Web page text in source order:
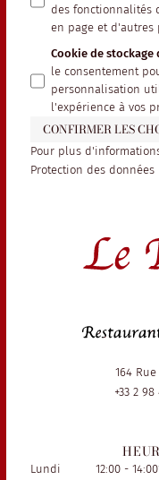
des fonctionnalités
en page et d'autres
Cookie de
le consentement
personnalisation
l'expérience à vos
CONFIRMER LES
Pour plus
Protection des données
164
+33 2 98
Lundi 12:00 - 14:00